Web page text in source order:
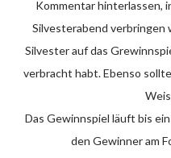
Kommentar hinterlassen,
Silvesterabend verbringen
Silvester auf das
verbracht habt. Ebenso
Das Gewinnspiel läuft bis einschließlich 04.01. und wir werden
den Gewinner am